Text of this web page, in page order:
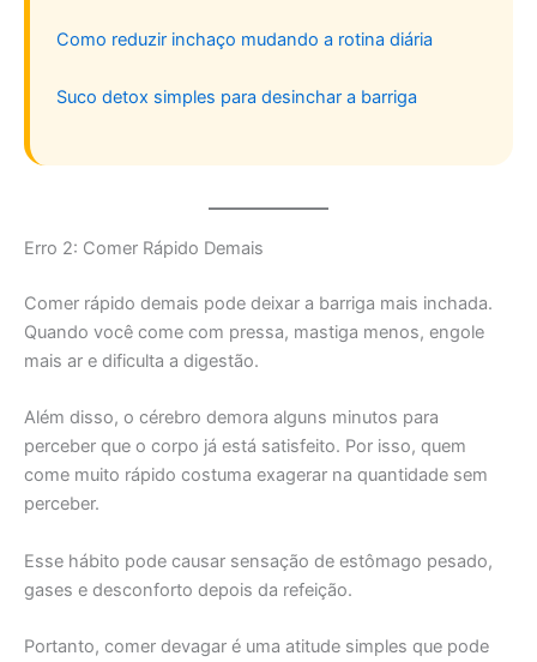
Como reduzir inchaço mudando a rotina diária
Suco detox simples para desinchar a barriga
Erro 2: Comer Rápido Demais
Comer rápido demais pode deixar a barriga mais inchada.
Quando você come com pressa, mastiga menos, engole
mais ar e dificulta a digestão.
Além disso, o cérebro demora alguns minutos para
perceber que o corpo já está satisfeito. Por isso, quem
come muito rápido costuma exagerar na quantidade sem
perceber.
Esse hábito pode causar sensação de estômago pesado,
gases e desconforto depois da refeição.
Portanto, comer devagar é uma atitude simples que pode